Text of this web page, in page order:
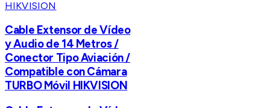
HIKVISION
Cable Extensor de Vídeo
y Audio de 14 Metros /
Conector Tipo Aviación /
Compatible con Cámara
TURBO Móvil HIKVISION